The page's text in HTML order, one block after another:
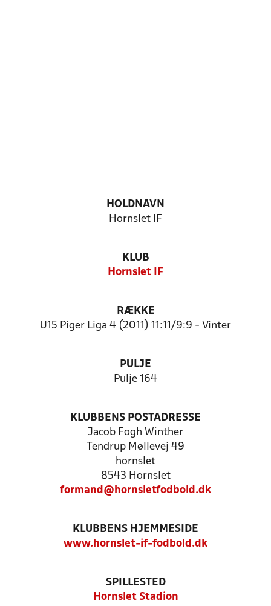
HOLDNAVN
Hornslet IF
KLUB
Hornslet IF
RÆKKE
U15 Piger Liga 4 (2011) 11:11/9:9 - Vinter
PULJE
Pulje 164
KLUBBENS POSTADRESSE
Jacob Fogh Winther
Tendrup Møllevej 49
hornslet
8543 Hornslet
formand@hornsletfodbold.dk
KLUBBENS HJEMMESIDE
www.hornslet-if-fodbold.dk
SPILLESTED
Hornslet Stadion